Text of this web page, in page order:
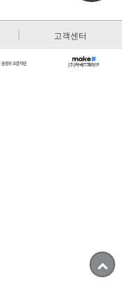
고객센터